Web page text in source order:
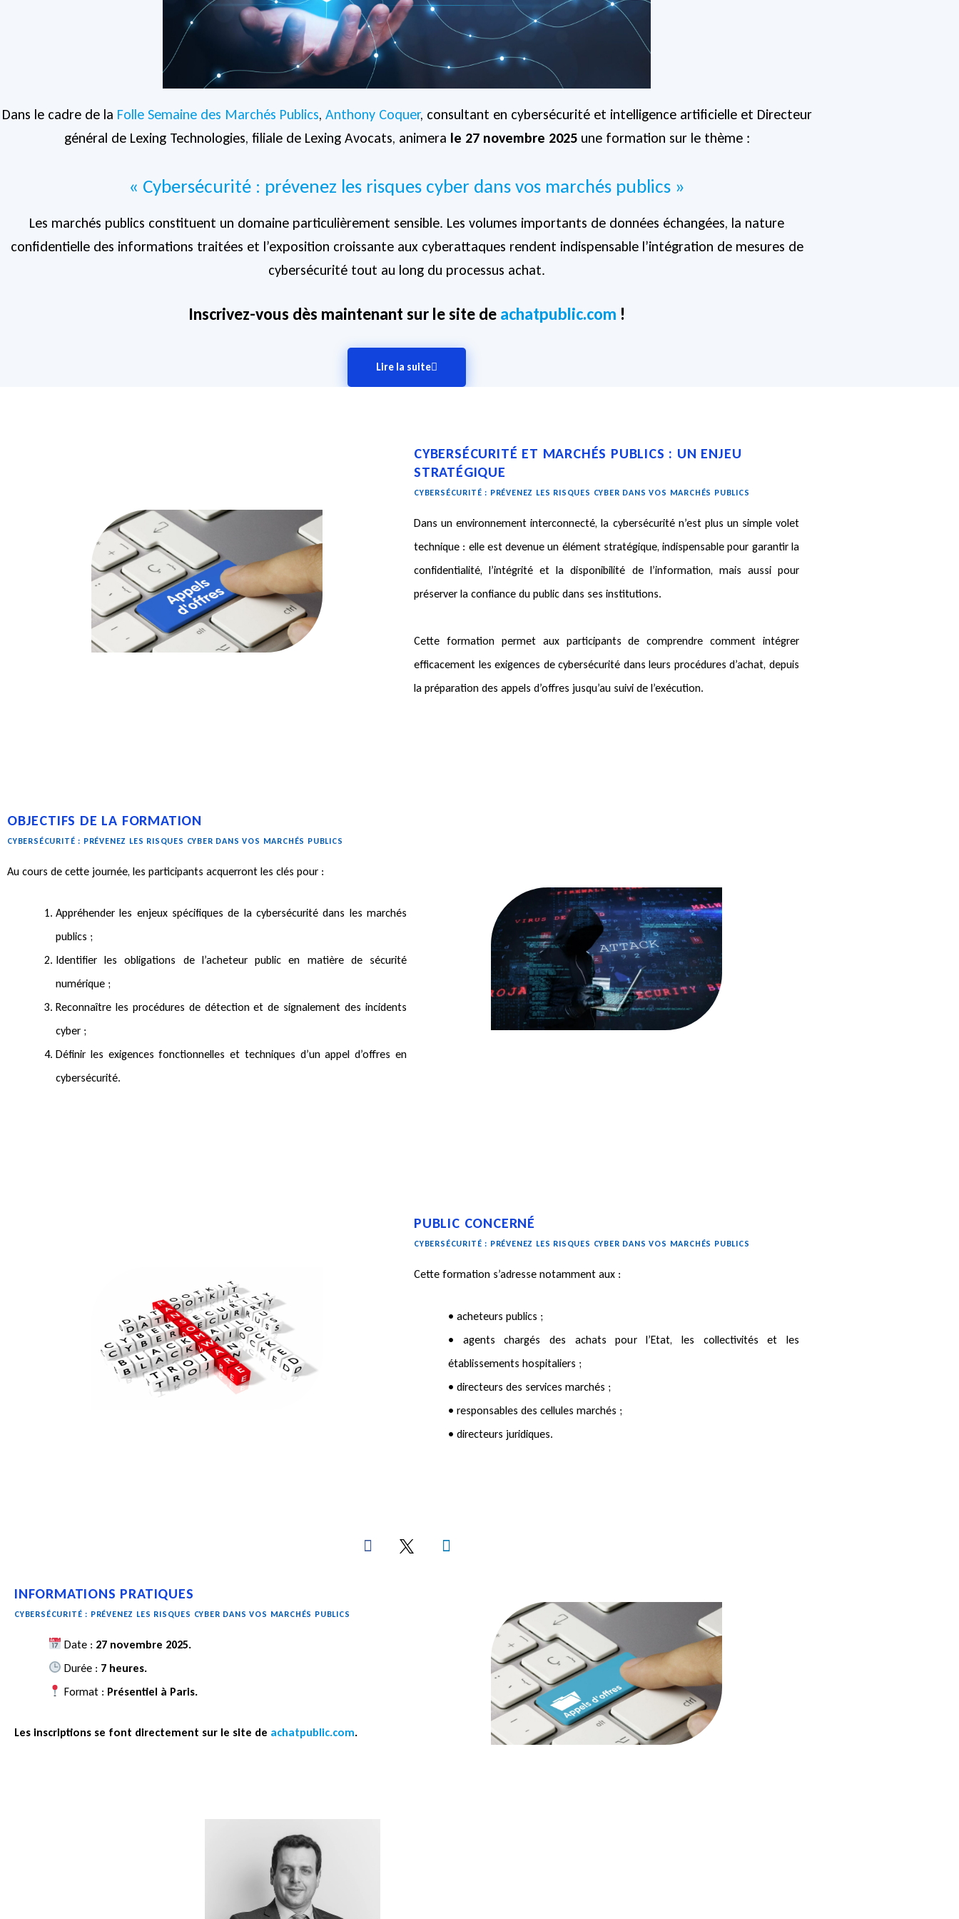
Dans le cadre de la Folle Semaine des Marchés Publics, Anthony Coquer, consultant en cybersécurité et intelligence artificielle et Directeur
général de Lexing Technologies, filiale de Lexing Avocats, animera le 27 novembre 2025une formation sur le thème :
« Cybersécurité : prévenez les risques cyber dans vos marchés publics »
Les marchés publics constituent un domaine particulièrement sensible. Les volumes importants de données échangées, la nature
confidentielle des informations traitées et l’exposition croissante aux cyberattaques rendent indispensable l’intégration de mesures de
cybersécurité tout au long du processus achat.
Inscrivez-vous dès maintenant sur le site de achatpublic.com !
Lire la suite
CYBERSÉCURITÉ ET MARCHÉS PUBLICS : UN ENJEU
STRATÉGIQUE
CYBERSÉCURITÉ : PRÉVENEZ LES RISQUES CYBER DANS VOS MARCHÉS PUBLICS
Dans un environnement interconnecté, la cybersécurité n’est plus un simple volet
technique : elle est devenue un élément stratégique, indispensable pour garantir la
confidentialité, l’intégrité et la disponibilité de l’information, mais aussi pour
préserver la confiance du public dans ses institutions.
Cette formation permet aux participants de comprendre comment intégrer
efficacement les exigences de cybersécurité dans leurs procédures d’achat, depuis
la préparation des appels d’offres jusqu’au suivi de l’exécution.
OBJECTIFS DE LA FORMATION
CYBERSÉCURITÉ : PRÉVENEZ LES RISQUES CYBER DANS VOS MARCHÉS PUBLICS
Au cours de cette journée, les participants acquerront les clés pour :
Appréhender les enjeux spécifiques de la cybersécurité dans les marchés
publics ;
Identifier les obligations de l’acheteur public en matière de sécurité
numérique ;
Reconnaître les procédures de détection et de signalement des incidents
cyber ;
Définir les exigences fonctionnelles et techniques d’un appel d’offres en
cybersécurité.
PUBLIC CONCERNÉ
CYBERSÉCURITÉ : PRÉVENEZ LES RISQUES CYBER DANS VOS MARCHÉS PUBLICS
Cette formation s’adresse notamment aux :
• acheteurs publics ;
• agents chargés des achats pour l’Etat, les collectivités et les
établissements hospitaliers ;
• directeurs des services marchés ;
• responsables des cellules marchés ;
• directeurs juridiques.
INFORMATIONS PRATIQUES
CYBERSÉCURITÉ : PRÉVENEZ LES RISQUES CYBER DANS VOS MARCHÉS PUBLICS
Date : 27 novembre 2025.
Durée : 7 heures.
Format : Présentiel à Paris.
Les inscriptions se font directement sur le site de achatpublic.com.